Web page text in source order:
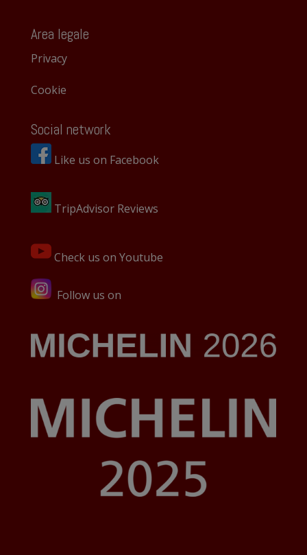
Area legale
Privacy
Cookie
Social network
Like us on Facebook
TripAdvisor Reviews
Check us on Youtube
Follow us on